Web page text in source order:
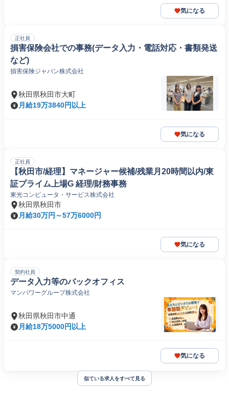
気になる
正社員
損害保険会社での事務(データ入力・電話対応・書類発送
など)
損害保険ジャパン株式会社
秋田県秋田市大町
月給19万3840円以上
気になる
正社員
【秋田市/経理】マネージャー候補/残業月20時間以内/東
証プライム上場G 経理/財務事務
東光コンピュータ・サービス株式会社
秋田県秋田市
月給30万円～57万6000円
気になる
契約社員
データ入力等のバックオフィス
マンパワーグループ株式会社
秋田県秋田市中通
月給18万5000円以上
気になる
似ている求人をすべて見る